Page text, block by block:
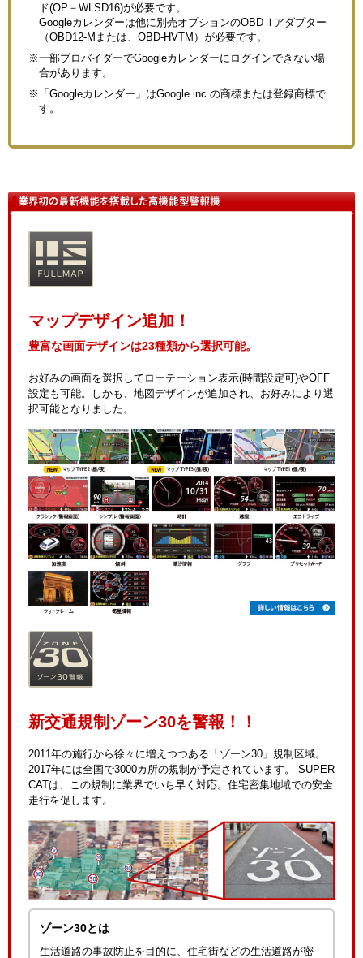
ド(OP－WLSD16)が必要です。
Googleカレンダーは他に別売オプションのOBDⅡアダプター
（OBD12-Mまたは、OBD-HVTM）が必要です。
※一部プロバイダーでGoogleカレンダーにログインできない場
合があります。
※「Googleカレンダー」はGoogle inc.の商標または登録商標で
す。
マップデザイン追加！
豊富な画面デザインは23種類から選択可能。
お好みの画面を選択してローテーション表示(時間設定可)やOFF
設定も可能。しかも、地図デザインが追加され、お好みにより選
択可能となりました。
新交通規制ゾーン30を警報！！
2011年の施行から徐々に増えつつある「ゾーン30」規制区域。
2017年には全国で3000カ所の規制が予定されています。 SUPER
CATは、この規制に業界でいち早く対応。住宅密集地域での安全
走行を促します。
ゾーン30とは
生活道路の事故防止を目的に、住宅街などの生活道路が密